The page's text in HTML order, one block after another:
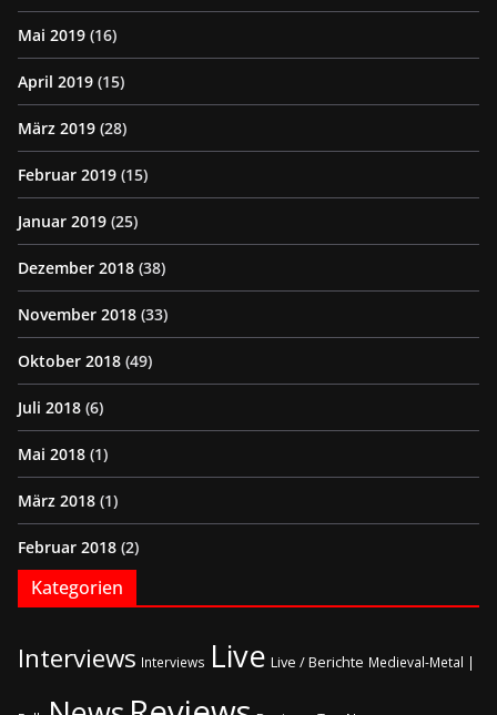
Mai 2019 (16)
April 2019 (15)
März 2019 (28)
Februar 2019 (15)
Januar 2019 (25)
Dezember 2018 (38)
November 2018 (33)
Oktober 2018 (49)
Juli 2018 (6)
Mai 2018 (1)
März 2018 (1)
Februar 2018 (2)
Kategorien
Interviews Interviews Live Live / Berichte Medieval-Metal |